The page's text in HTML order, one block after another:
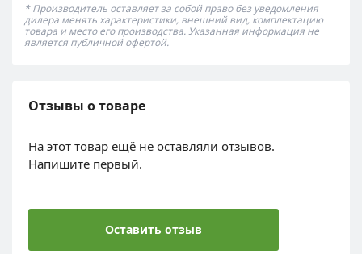
* Производитель оставляет за собой право без уведомления
дилера менять характеристики, внешний вид, комплектацию
товара и место его производства. Указанная информация не
является публичной офертой.
Отзывы о товаре
На этот товар ещё не оставляли отзывов.
Напишите первый.
Оставить отзыв